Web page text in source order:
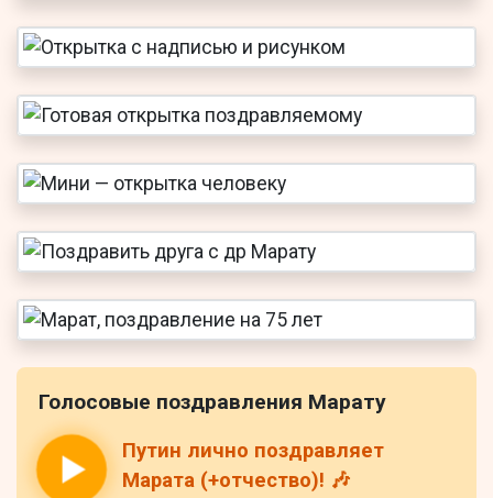
Голосовые поздравления Марату
Путин лично поздравляет
Марата (+отчество)! 🎶